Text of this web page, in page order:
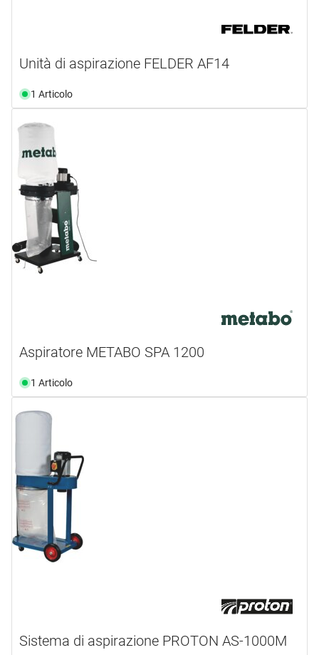
Unità di aspirazione FELDER AF14
1 Articolo
Aspiratore METABO SPA 1200
1 Articolo
Sistema di aspirazione PROTON AS-1000M